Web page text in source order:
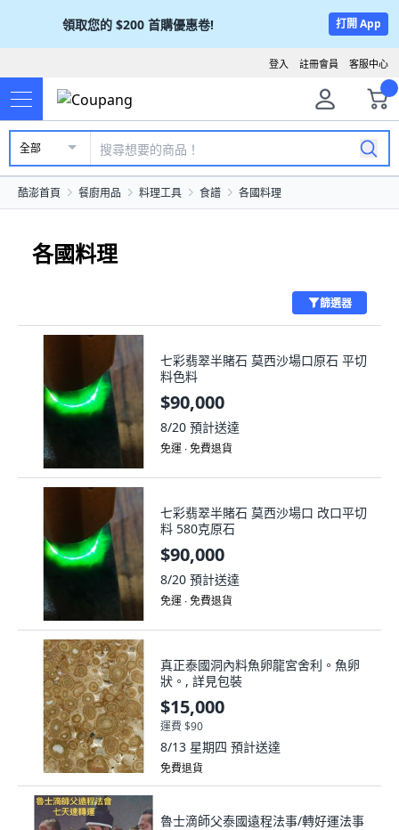
領取您的 $200 首購優惠卷! 打開 App
客服中心
註冊會員
登入
全部
酷澎首頁 餐廚用品 料理工具 食譜 各國料理
各國料理
篩選器
七彩翡翠半賭石 莫西沙場口原石 平切
料色料
$90,000
8/20 預計送達
免運 ∙ 免費退貨
七彩翡翠半賭石 莫西沙場口 改口平切
料 580克原石
$90,000
8/20 預計送達
免運 ∙ 免費退貨
真正泰國洞內料魚卵龍宮舍利。魚卵
狀。, 詳見包裝
$15,000
運費 $90
8/13 星期四 預計送達
免費退貨
魯士滴師父泰國遠程法事/轉好運法事